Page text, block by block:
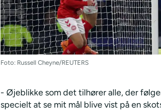
Foto: Russell Cheyne/REUTERS
- Øjeblikke som det tilhører alle, der
specielt at se mit mål blive vist på en